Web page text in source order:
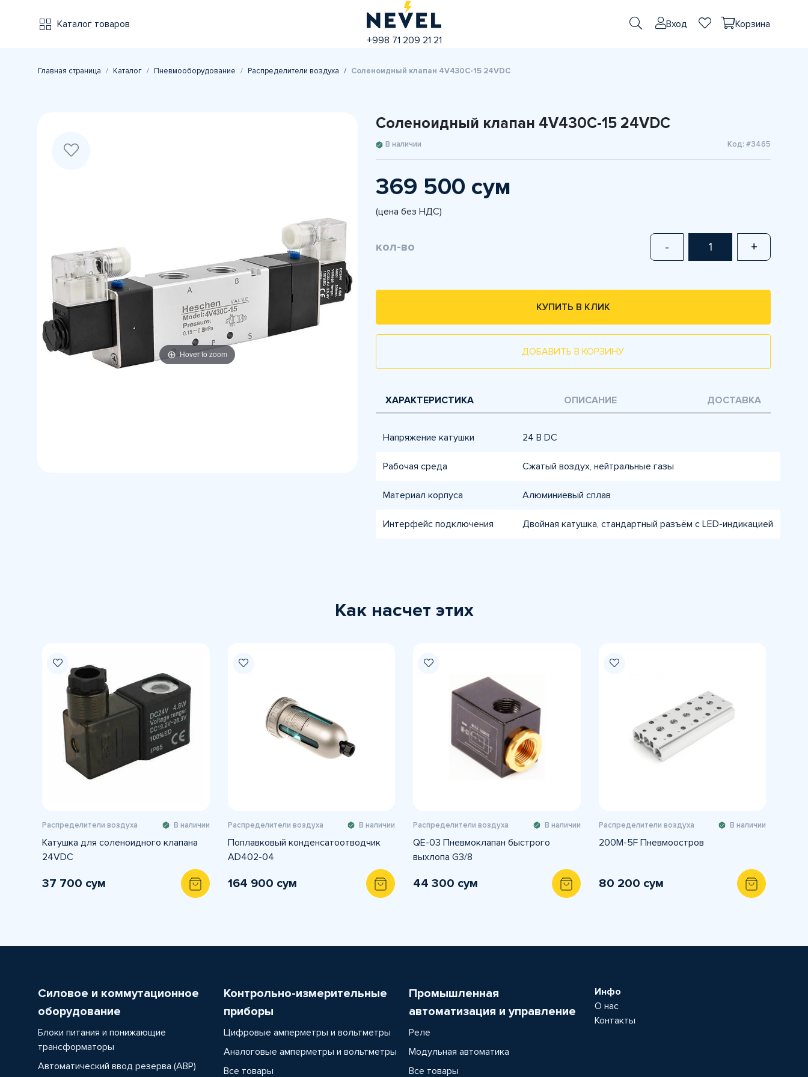
Каталог товаров
+998 71 209 21 21
Вход Корзина
Главная страница Каталог Пневмооборудование Распределители воздуха Соленоидный клапан 4V430C-15 24VDC
Hover to zoom
Соленоидный клапан 4V430C-15 24VDC
В наличии Код: #3465
369 500 сум
(цена без НДС)
кол-во - +
КУПИТЬ В КЛИК
ДОБАВИТЬ В КОРЗИНУ
ХАРАКТЕРИСТИКА ОПИСАНИЕ ДОСТАВКА
Напряжение катушки 24 В DC
Рабочая среда Сжатый воздух, нейтральные газы
Материал корпуса Алюминиевый сплав
Интерфейс подключения Двойная катушка, стандартный разъём с LED-индикацией
Как насчет этих
Распределители воздуха В наличии
Катушка для соленоидного клапана
24VDC
37 700 сум
Распределители воздуха В наличии
Поплавковый конденсатоотводчик
AD402-04
164 900 сум
Распределители воздуха В наличии
QE-03 Пневмоклапан быстрого
выхлопа G3/8
44 300 сум
Распределители воздуха В наличии
200M-5F Пневмоостров
80 200 сум
Силовое и коммутационное
оборудование
Блоки питания и понижающие
трансформаторы
Автоматический ввод резерва (АВР)
Контрольно-измерительные
приборы
Цифровые амперметры и вольтметры
Аналоговые амперметры и вольтметры
Все товары
Промышленная
автоматизация и управление
Реле
Модульная автоматика
Все товары
Инфо
О нас
Контакты